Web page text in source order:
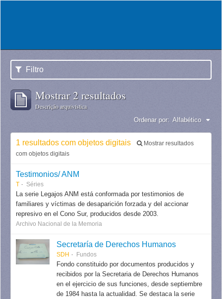
Filtro
Mostrar 2 resultados
Descrição arquivística
Ordenar por: Alfabético
1 resultados com objetos digitais
Mostrar resultados
com objetos digitais
Testimonios/ ANM
T Séries
La serie Legajos ANM está conformada por testimonios de
familiares y víctimas de desaparición forzada y del accionar
represivo en el Cono Sur, producidos desde 2003.
Archivo Nacional de la Memoria
Secretaría de Derechos Humanos
SDH Fundos
Fondo constituido por documentos producidos y
recibidos por la Secretaria de Derechos Humanos
en el ejercicio de sus funciones, desde septiembre
de 1984 hasta la actualidad. Se destaca la serie